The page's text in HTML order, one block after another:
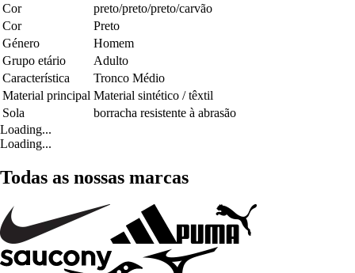
Cor
preto/preto/preto/carvão
Cor
Preto
Género
Homem
Grupo etário
Adulto
Característica
Tronco Médio
Material principal Material sintético / têxtil
Sola
borracha resistente à abrasão
Loading...
Loading...
Todas as nossas marcas